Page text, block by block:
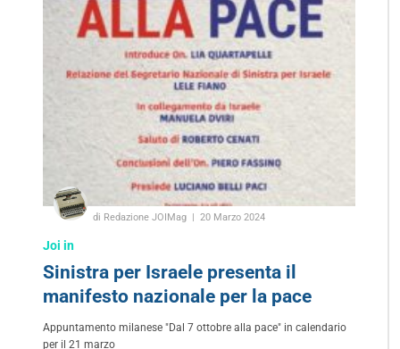
di Redazione JOIMag 20 Marzo 2024
Joi in
Sinistra per Israele presenta il
manifesto nazionale per la pace
Appuntamento milanese "Dal 7 ottobre alla pace" in calendario
per il 21 marzo